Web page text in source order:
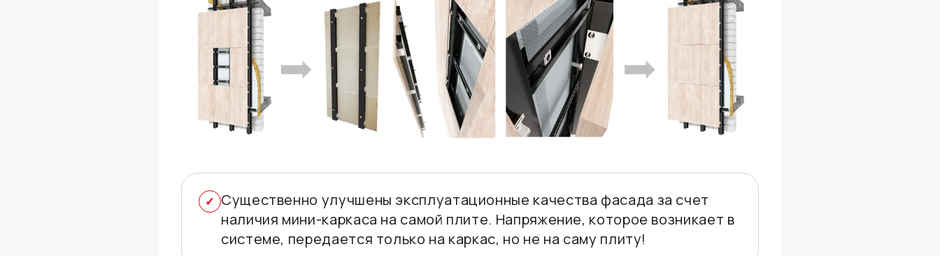
Существенно улучшены эксплуатационные качества фасада за счет
наличия мини-каркаса на самой плите. Напряжение, которое возникает в
системе, передается только на каркас, но не на саму плиту!